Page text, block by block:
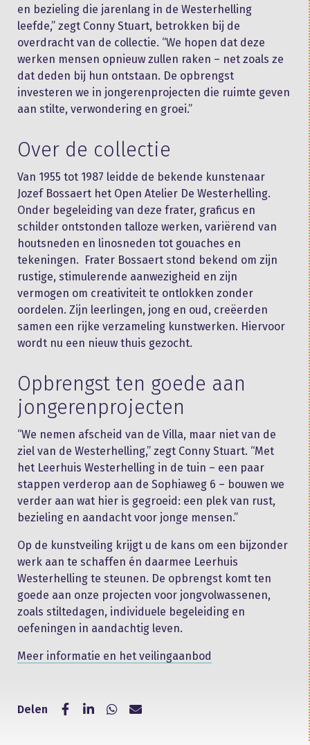
en bezieling die jarenlang in de Westerhelling
leefde,” zegt Conny Stuart, betrokken bij de
overdracht van de collectie. “We hopen dat deze
werken mensen opnieuw zullen raken – net zoals ze
dat deden bij hun ontstaan. De opbrengst
investeren we in jongerenprojecten die ruimte geven
aan stilte, verwondering en groei.”
Over de collectie
Van 1955 tot 1987 leidde de bekende kunstenaar
Jozef Bossaert het Open Atelier De Westerhelling.
Onder begeleiding van deze frater, graficus en
schilder ontstonden talloze werken, variërend van
houtsneden en linosneden tot gouaches en
tekeningen. Frater Bossaert stond bekend om zijn
rustige, stimulerende aanwezigheid en zijn
vermogen om creativiteit te ontlokken zonder
oordelen. Zijn leerlingen, jong en oud, creëerden
samen een rijke verzameling kunstwerken. Hiervoor
wordt nu een nieuw thuis gezocht.
Opbrengst ten goede aan
jongerenprojecten
“We nemen afscheid van de Villa, maar niet van de
ziel van de Westerhelling,” zegt Conny Stuart. “Met
het Leerhuis Westerhelling in de tuin – een paar
stappen verderop aan de Sophiaweg 6 – bouwen we
verder aan wat hier is gegroeid: een plek van rust,
bezieling en aandacht voor jonge mensen.”
Op de kunstveiling krijgt u de kans om een bijzonder
werk aan te schaffen én daarmee Leerhuis
Westerhelling te steunen. De opbrengst komt ten
goede aan onze projecten voor jongvolwassenen,
zoals stiltedagen, individuele begeleiding en
oefeningen in aandachtig leven.
Meer informatie en het veilingaanbod
Delen